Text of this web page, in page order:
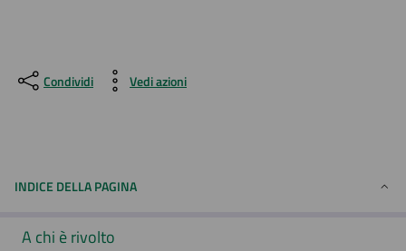
Condividi Vedi azioni
INDICE DELLA PAGINA
A chi è rivolto